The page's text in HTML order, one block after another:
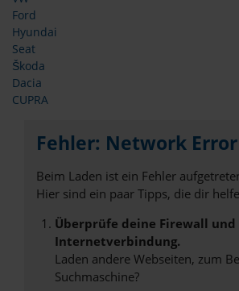
Ford
Hyundai
Seat
Škoda
Dacia
CUPRA
Fehler: Network Error
Beim Laden ist ein Fehler
Hier sind ein paar Tipps, die dir
Überprüfe deine Firewall und
Internetverbindung.
Laden andere Webseiten, zum
Suchmaschine?